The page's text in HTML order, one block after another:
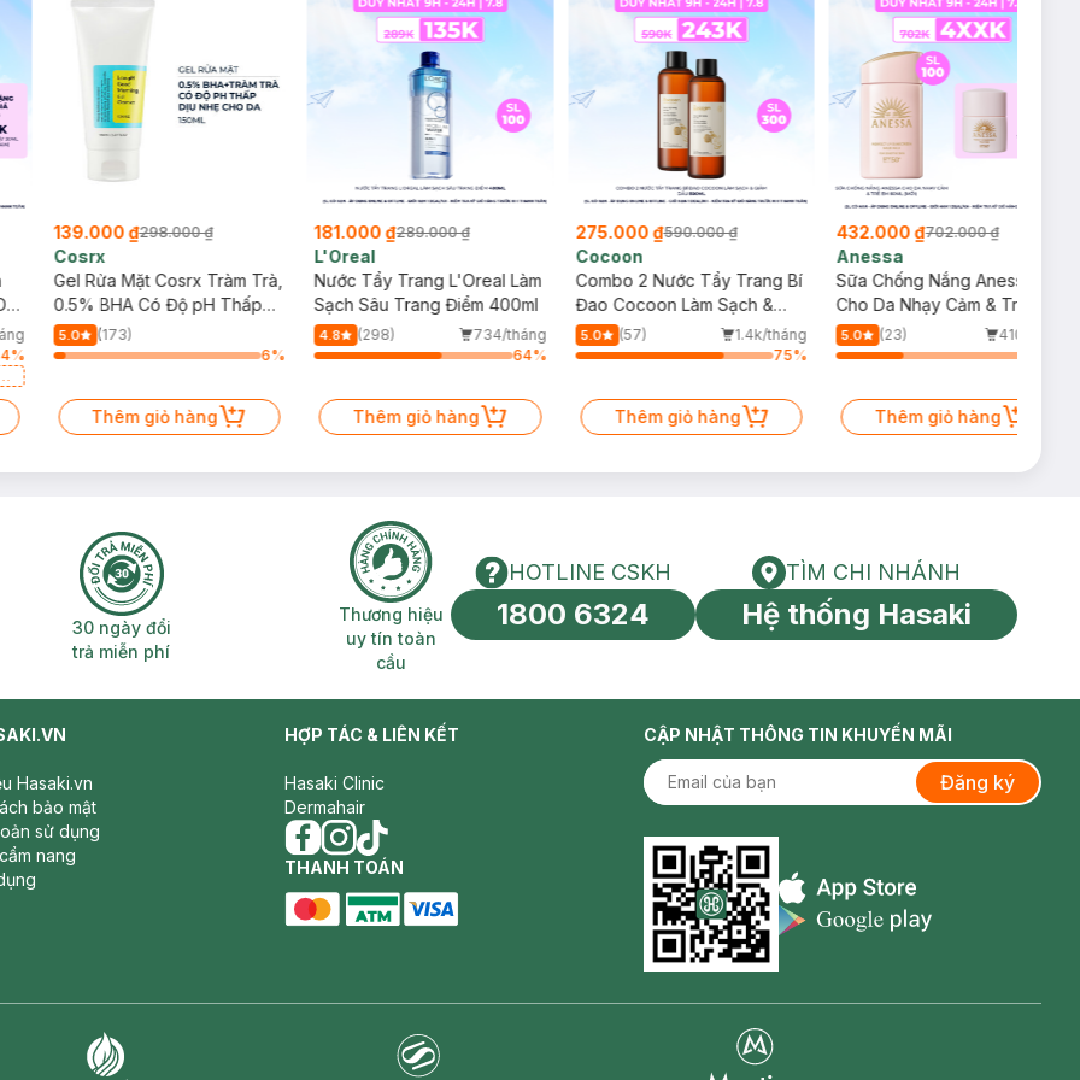
%
139.000 ₫298.000 ₫
Cosrx
Gel Rửa Mặt Cosrx Tràm Trà,
0.5% BHA Có Độ pH Thấp
150ml
5.0
(173)
6%
Thêm giỏ hàng
181.000 ₫289.000 ₫
L'Oreal
Nước Tẩy Trang L'Oreal Làm
Sạch Sâu Trang Điểm 400ml
4.8 (298)
734/tháng
64%
Thêm giỏ hàng
275.000 ₫590.000 ₫
Cocoon
Combo 2 Nước Tẩy Trang Bí
Đao Cocoon Làm Sạch &
Giảm Dầu 500ml
5.0 (57)
1.4k/tháng
75%
Thêm giỏ hàng
432.000 ₫702.000 ₫
Anessa
Sữa Chống Nắng Anessa
Cho Da Nhạy Cảm & Trẻ Em
60ml (Mới)
5.0 (23)
410/tháng
Thêm giỏ hàng
2H 30 ngày đổi trả miễn phí
30 ngày đổi
trả miễn phí
Thương hiệu uy tín toàn cầu
Thương hiệu
uy tín toàn
cầu
HOTLINE CSKH
HOTLINE CSKH
1800 6324
Tìm chi nhánh
TÌM CHI NHÁNH
Hệ thống Hasaki
Hasaki.vn
bảo mật
sử dụng
nang
HỢP TÁC & LIÊN KẾT
Hasaki Clinic
Dermahair
facebook
instagram
tiktok
THANH TOÁN
CẬP NHẬT THÔNG TIN KHUYẾN MÃI
Đăng ký
Appstore icon